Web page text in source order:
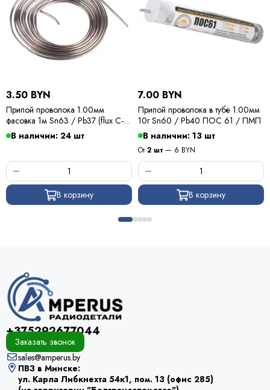
3.50 BYN
Припой проволока 1.00мм
фасовка 1м Sn63 / Pb37 (flux C-6)
ПОС 63 / Kewei
В наличии: 24 шт
В корзину
7.00 BYN
Припой проволока в тубе 1.00мм
10г Sn60 / Pb40 ПОС 61 / ПМП
В наличии: 13 шт
От2 шт — 6 BYN
В корзину
+375292677044
Заказать звонок
sales@amperus.by
ПВЗ в Минске:
ул. Карла Либкнехта 54к1, пом. 13 (офис 285)